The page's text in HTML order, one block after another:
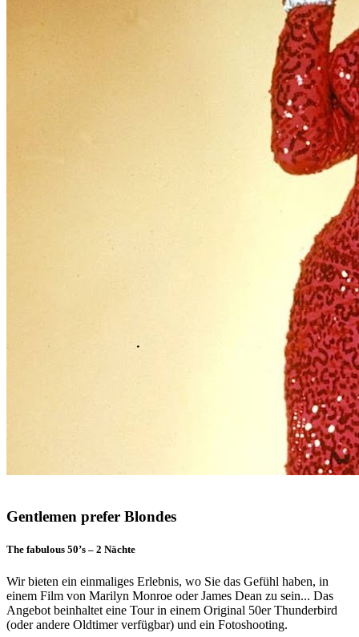
Gentlemen prefer Blondes
The fabulous 50’s – 2 Nächte
Wir bieten ein einmaliges Erlebnis, wo Sie das Gefühl haben, in
einem Film von Marilyn Monroe oder James Dean zu sein... Das
Angebot beinhaltet eine Tour in einem Original 50er Thunderbird
(oder andere Oldtimer verfügbar) und ein Fotoshooting.